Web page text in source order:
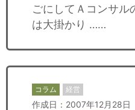
ごにしてＡコンサル
は大掛かり ……
コラム 経営
作成日：2007年12月28日